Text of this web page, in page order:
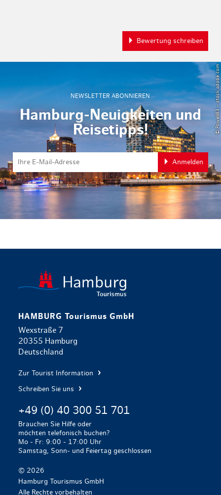
Bewertung schreiben
NEWSLETTER ABONNIEREN
Hamburg-Neuigkeiten und
Reisetipps!
Anmelden
© Powell83 – stock.adobe.com
HAMBURG Tourismus GmbH
Wexstraße 7
20355 Hamburg
Deutschland
Zur Tourist Information
Schreiben Sie uns
+49 (0) 40 300 51 701
Brauchen Sie Hilfe oder
möchten telefonisch buchen?
Mo - Fr: 9:00 - 17:00 Uhr
Samstag, Sonn- und Feiertag geschlossen
© 2026
Hamburg Tourismus GmbH
Alle Rechte vorbehalten